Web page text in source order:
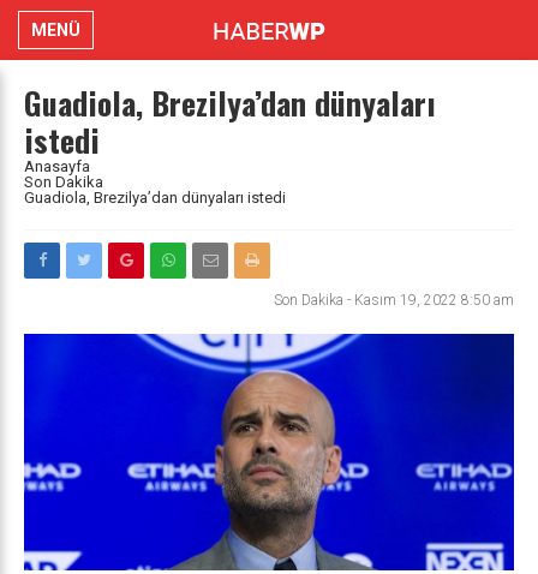
MENÜ
Guadiola, Brezilya’dan dünyaları
istedi
Anasayfa
Son Dakika
Guadiola, Brezilya’dan dünyaları istedi
Son Dakika - Kasım 19, 2022 8:50 am